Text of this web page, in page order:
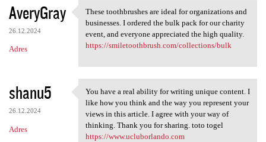
AveryGray
26.12.2024
Adres
These toothbrushes are ideal
These toothbrushes are ideal for organizations and
businesses. I ordered the bulk pack for our charity
event, and everyone appreciated the high quality.
https://smiletoothbrush.com/collections/bulk
shanu5
26.12.2024
Adres
You have a real ability for
You have a real ability for writing unique content. I
like how you think and the way you represent your
views in this article. I agree with your way of
thinking. Thank you for sharing. toto togel
https://www.ucluborlando.com